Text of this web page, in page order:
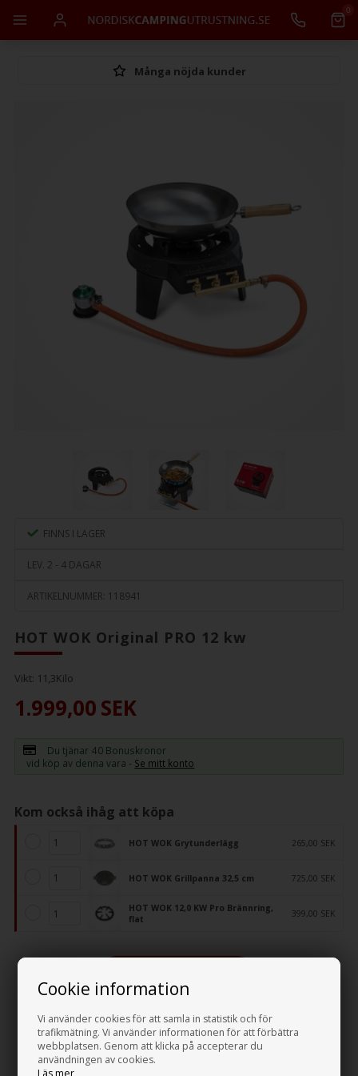
Cookie information
Vi använder cookies för att samla in statistik och för
trafikmätning. Vi använder informationen för att förbättra
webbplatsen. Genom att klicka på accepterar du
användningen av cookies.
Läs mer
0
Många nöjda kunder
FINNS I LAGER
LEV. 2 - 4 DAGAR
ARTIKELNUMMER: 118941
HOT WOK Original PRO 12 kw
Vikt: 11,3Kilo
1.999,00SEK
Du tjänar 40 Bonuskronor
vid köp av denna vara - Se mitt konto
Kom också ihåg att köpa
HOT WOK Grytunderlägg 265,00 SEK
HOT WOK Grillpanna 32,5 cm 725,00 SEK
HOT WOK 12,0 KW Pro Brännring,
flat
399,00 SEK
Beskrivning Recensioner